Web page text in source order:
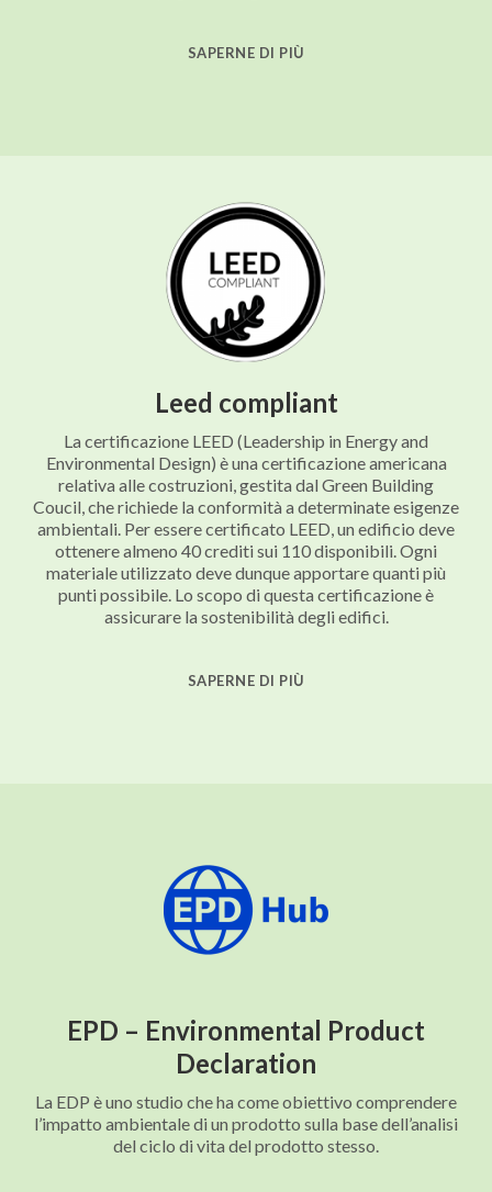
SAPERNE DI PIÙ
Leed compliant
La certificazione LEED (Leadership in Energy and
Environmental Design) è una certificazione americana
relativa alle costruzioni, gestita dal Green Building
Coucil, che richiede la conformità a determinate esigenze
ambientali. Per essere certificato LEED, un edificio deve
ottenere almeno 40 crediti sui 110 disponibili. Ogni
materiale utilizzato deve dunque apportare quanti più
punti possibile. Lo scopo di questa certificazione è
assicurare la sostenibilità degli edifici.
SAPERNE DI PIÙ
EPD – Environmental Product
Declaration
La EDP è uno studio che ha come obiettivo comprendere
l’impatto ambientale di un prodotto sulla base dell’analisi
del ciclo di vita del prodotto stesso.